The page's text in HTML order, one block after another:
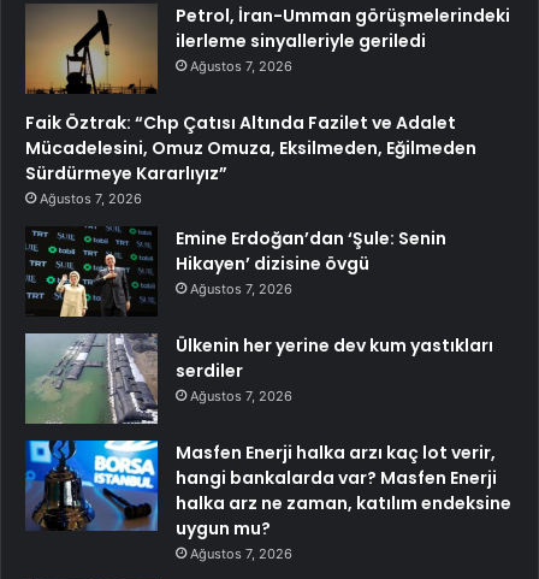
Petrol, İran-Umman görüşmelerindeki
ilerleme sinyalleriyle geriledi
Ağustos 7, 2026
Faik Öztrak: “Chp Çatısı Altında Fazilet ve Adalet
Mücadelesini, Omuz Omuza, Eksilmeden, Eğilmeden
Sürdürmeye Kararlıyız”
Ağustos 7, 2026
Emine Erdoğan’dan ‘Şule: Senin
Hikayen’ dizisine övgü
Ağustos 7, 2026
Ülkenin her yerine dev kum yastıkları
serdiler
Ağustos 7, 2026
Masfen Enerji halka arzı kaç lot verir,
hangi bankalarda var? Masfen Enerji
halka arz ne zaman, katılım endeksine
uygun mu?
Ağustos 7, 2026